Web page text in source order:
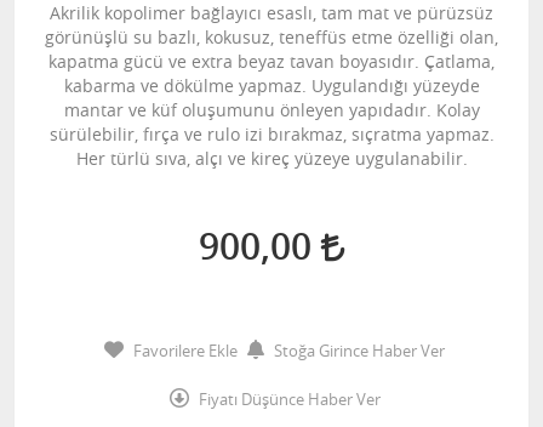
Akrilik kopolimer bağlayıcı esaslı, tam mat ve pürüzsüz
görünüşlü su bazlı, kokusuz, teneffüs etme özelliği olan,
kapatma gücü ve extra beyaz tavan boyasıdır. Çatlama,
kabarma ve dökülme yapmaz. Uygulandığı yüzeyde
mantar ve küf oluşumunu önleyen yapıdadır. Kolay
sürülebilir, fırça ve rulo izi bırakmaz, sıçratma yapmaz.
Her türlü sıva, alçı ve kireç yüzeye uygulanabilir.
900,00
Favorilere Ekle Stoğa Girince Haber Ver
Fiyatı Düşünce Haber Ver